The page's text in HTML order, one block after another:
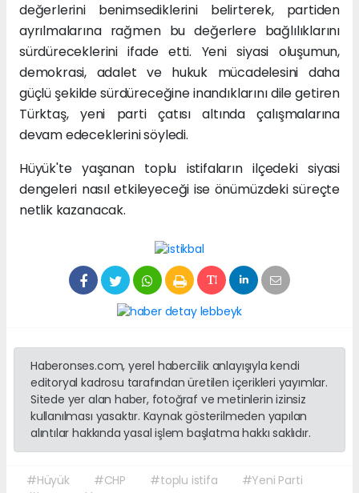
değerlerini benimsediklerini belirterek, partiden
ayrılmalarına rağmen bu değerlere bağlılıklarını
sürdüreceklerini ifade etti. Yeni siyasi oluşumun,
demokrasi, adalet ve hukuk mücadelesini daha
güçlü şekilde sürdüreceğine inandıklarını dile getiren
Türktaş, yeni parti çatısı altında çalışmalarına
devam edeceklerini söyledi.
Hüyük'te yaşanan toplu istifaların ilçedeki siyasi
dengeleri nasıl etkileyeceği ise önümüzdeki süreçte
netlik kazanacak.
Haberonses.com, yerel habercilik anlayışıyla kendi
editoryal kadrosu tarafından üretilen içerikleri yayımlar.
Sitede yer alan haber, fotoğraf ve metinlerin izinsiz
kullanılması yasaktır. Kaynak gösterilmeden yapılan
alıntılar hakkında yasal işlem başlatma hakkı saklıdır.
#Hüyük #CHP #toplu istifa
#Yeni Parti